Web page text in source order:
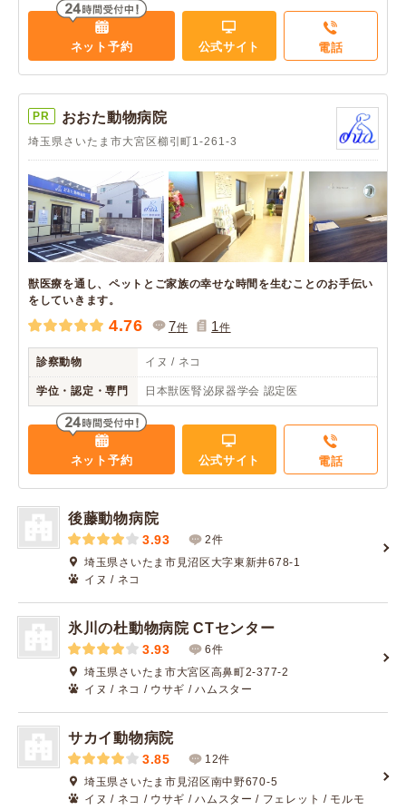
ネット予約 公式サイト 電話
PR おおた動物病院
埼玉県さいたま市大宮区櫛引町1-261-3
獣医療を通し、ペットとご家族の幸せな時間を生むことのお手伝い
をしていきます。
4.76 7件 1件
診察動物 イヌ / ネコ
学位・認定・専門 日本獣医腎泌尿器学会 認定医
ネット予約 公式サイト 電話
後藤動物病院
3.93
2件
埼玉県さいたま市見沼区大字東新井678-1
イヌ / ネコ
氷川の杜動物病院 CTセンター
3.93
6件
埼玉県さいたま市大宮区高鼻町2-377-2
イヌ / ネコ / ウサギ / ハムスター
サカイ動物病院
3.85
12件
埼玉県さいたま市見沼区南中野670-5
イヌ / ネコ / ウサギ / ハムスター / フェレット / モルモ